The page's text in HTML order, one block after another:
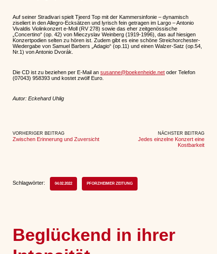
Auf seiner Stradivari spielt Tjeerd Top mit der Kammersinfonie – dynamisch
ziseliert in den Allegro-Ecksätzen und lyrisch fein getragen im Largo – Antonio
Vivaldis Violinkonzert e-Moll (RV 278) sowie das eher zeitgenössische
„Concertino“ (op. 42) von Mieczyslav Weinberg (1919-1996), das auf hiesigen
Konzertpodien selten zu hören ist. Zudem gibt es eine schöne Streichorchester-
Wiedergabe von Samuel Barbers „Adagio“ (op.11) und einen Walzer-Satz (op.54,
Nr.1) von Antonio Dvorák.
Die CD ist zu beziehen per E-Mail ansusanne@boekenheide.net oder Telefon
(07043) 958393 und kostet zwölf Euro.
Autor: Eckehard Uhlig
VORHERIGER BEITRAG
Zwischen Erinnerung und Zuversicht
NÄCHSTER BEITRAG
Jedes einzelne Konzert eine
Kostbarkeit
Schlagwörter: 04.02.2022 PFORZHEIMER ZEITUNG
Beglückend in ihrer